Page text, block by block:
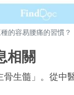
的容易腰痛的習慣？
相關
生髓」。從中